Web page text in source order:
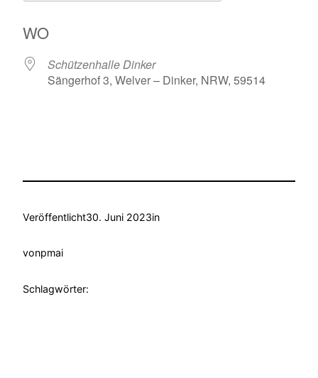
WO
Schützenhalle Dinker
Sängerhof 3, Welver – Dinker, NRW, 59514
Veröffentlicht30. Juni 2023in
vonpmai
Schlagwörter: